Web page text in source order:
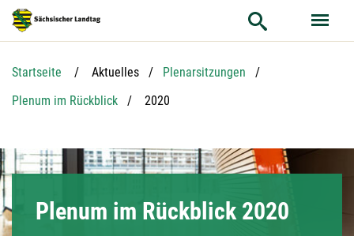
Hauptnavigation
Hauptinhalt
Service
Startseite Aktuelles
Plenarsitzungen
Plenum im Rückblick
Aktuelle Seite:
2020
Plenum im Rückblick 2020